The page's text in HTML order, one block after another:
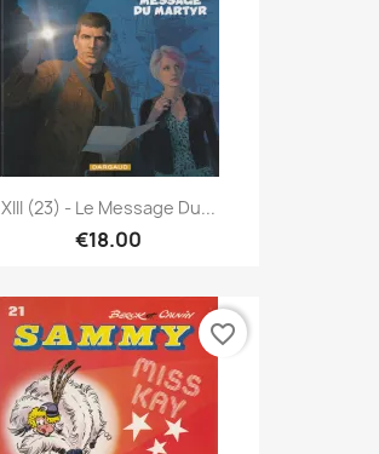
XIII (23) - Le Message Du...
€18.00
favorite_border